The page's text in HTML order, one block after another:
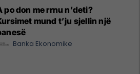
po don me rrnu n’deti?
mund t’ju sjellin një
Banka Ekonomike